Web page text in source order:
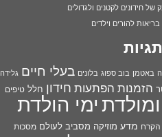
של חידונים לקטנים ולגדולים
בריאות להורים וילדים
תגיות
באטמן בוב ספוג בלונים בעלי חיים גלידה
הזמנות הפתעות חידון חלל טיפיםימי הולדת
הקרח מדע מוזיקה מסביב לעולם מסכות